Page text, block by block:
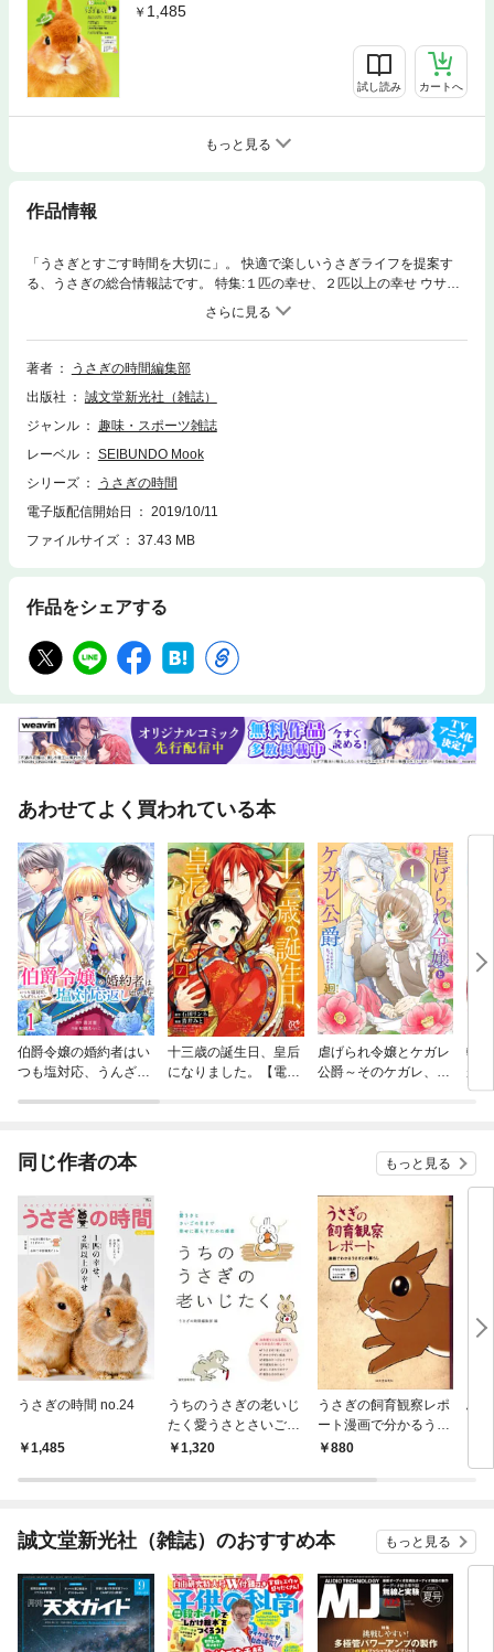
1,485
試し読み カートへ
もっと見る
作品情報
「うさぎとすごす時間を大切に」。 快適で楽しいうさぎライフを提案す
る、うさぎの総合情報誌です。 特集:１匹の幸せ、２匹以上の幸せ ウサギ
を飼う場合、1匹で飼うケースが多いのですが、複数飼育はどうすれば可
能なのか。 また、複数飼育と単独飼育ではどんなところが異なり、どんな
メリット、デメリットがあるのか、といった部分をさまざまな角度から検
証。 どちらのケースでもより幸せなうさぎとの暮らしを送るためのノウハ
していて気になる、基本的なことやちょっとした疑問など、いまさら聞き
にくいあんなことこんなことを分かりやすく解説。 いまさら聞きにくい疑
ない「うっ滞」。 このうっ滞を徹底的に解説します。
著者
うさぎの時間編集部
出版社
誠文堂新光社（雑誌）
ジャンル
趣味・スポーツ雑誌
レーベル
SEIBUNDO Mook
シリーズ
うさぎの時間
電子版配信開始日
2019/10/11
ファイルサイズ
37.43 MB
作品をシェアする
あわせてよく買われている本
伯爵令嬢の婚約者はい
つも塩対応、うんざり
十三歳の誕生日、皇后
になりました。【電子
虐げられ令嬢とケガレ
公爵～そのケガレ、払
転
が
の
同じ作者の本 もっと見る
うさぎの時間 no.24
1,485
うちのうさぎの老いじ
たく愛うさとさいごの
日まで幸せに暮らすた
1,320
うさぎの飼育観察レポ
ート漫画で分かるうさ
ぎとの暮らし
880
ふ
誠文堂新光社（雑誌）のおすすめ本 もっと見る